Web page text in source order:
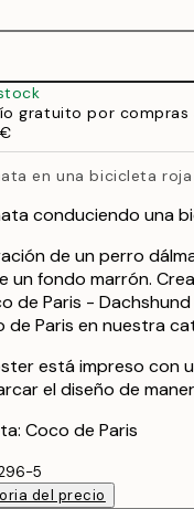
gratuito por compras
en una bicicleta roja
conduciendo una
de un perro
un fondo marrón.
de Paris -
de Paris en nuestra
está impreso con
el diseño de
Coco de Paris
5
del precio